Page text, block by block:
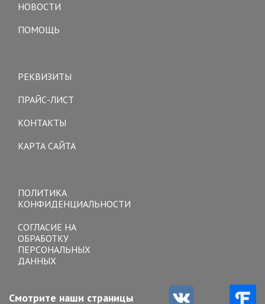
НОВОСТИ
ПОМОЩЬ
РЕКВИЗИТЫ
ПРАЙС-ЛИСТ
КОНТАКТЫ
КАРТА САЙТА
ПОЛИТИКА
КОНФИДЕНЦИАЛЬНОСТИ
СОГЛАСИЕ НА
ОБРАБОТКУ
ПЕРСОНАЛЬНЫХ
ДАННЫХ
Смотрите наши страницы